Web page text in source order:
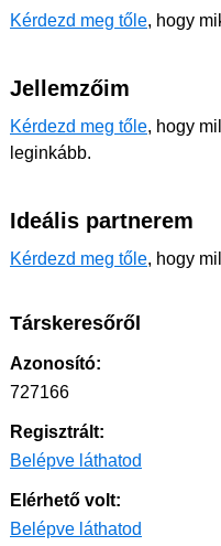
Kérdezd meg tőle, hogy
Jellemzőim
Kérdezd meg tőle, hogy
leginkább.
Ideális partnerem
Kérdezd meg tőle, hogy
Társkeresőről
Azonosító:
727166
Regisztrált:
Belépve láthatod
Elérhető volt:
Belépve láthatod